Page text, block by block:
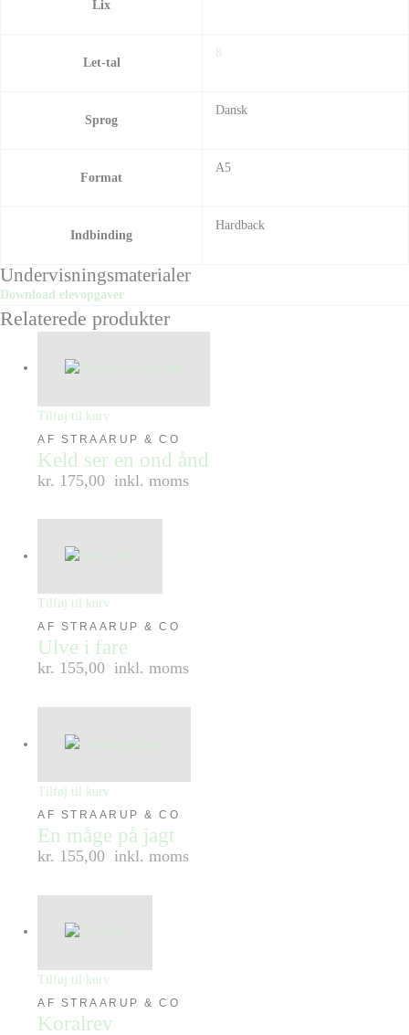
Lix
Let-tal
8
Sprog
Dansk
Format
A5
Indbinding
Hardback
Undervisningsmaterialer
Download elevopgaver
Relaterede produkter
Tilføj til kurv
AF STRAARUP & CO
Keld ser en ond ånd
kr. 175,00 inkl. moms
Tilføj til kurv
AF STRAARUP & CO
Ulve i fare
kr. 155,00 inkl. moms
Tilføj til kurv
AF STRAARUP & CO
En måge på jagt
kr. 155,00 inkl. moms
Tilføj til kurv
AF STRAARUP & CO
Koralrev